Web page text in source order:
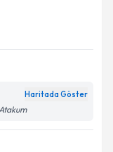
Haritada Göster